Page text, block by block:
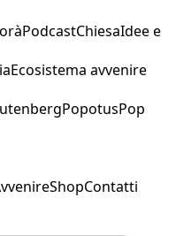
PodcastChiesaIdee e
Ecosistema avvenire
PopotusPop
ShopContatti